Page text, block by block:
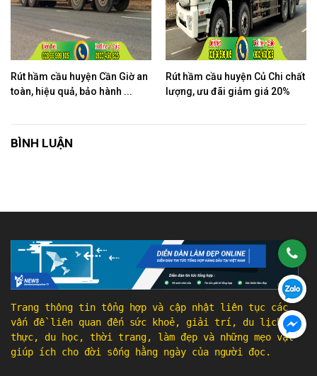
Rút hầm cầu huyện Cần Giờ an
toàn, hiệu quả, bảo hành ...
Rút hầm cầu huyện Củ Chi chất
lượng, ưu đãi giảm giá 20%
BÌNH LUẬN
Trang thông tin tổng hợp và cập nhật liên tục các
vấn đề liên quan đến sức khoẻ, giải trí, du lịch, ẩm
thực, du học, thời trang, làm đẹp và những mẹo vặt
giúp ích cho đời sống hằng ngày của người đọc.